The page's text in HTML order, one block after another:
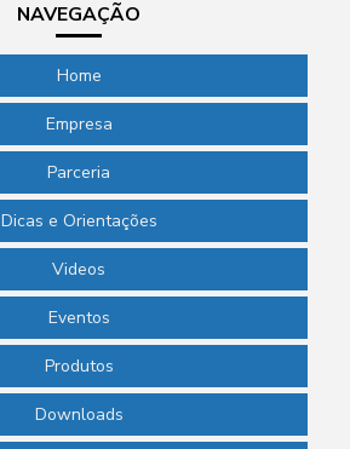
NAVEGAÇÃO
Home
Empresa
Parceria
Dicas e Orientações
Videos
Eventos
Produtos
Downloads